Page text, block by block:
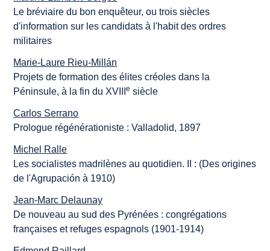
Le bréviaire du bon enquêteur, ou trois siècles
d'information sur les candidats à l'habit des ordres
militaires
Marie-Laure Rieu-Millán
Projets de formation des élites créoles dans la
Péninsule, à la fin du XVIIIe siècle
Carlos Serrano
Prologue régénérationiste : Valladolid, 1897
Michel Ralle
Les socialistes madrilènes au quotidien. II : (Des origines
de l'Agrupación à 1910)
Jean-Marc Delaunay
De nouveau au sud des Pyrénées : congrégations
françaises et refuges espagnols (1901-1914)